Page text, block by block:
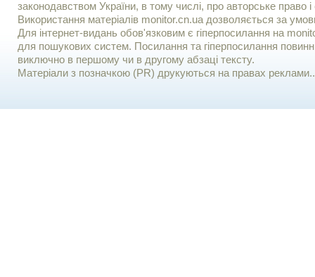
законодавством України, в тому числі, про авторське право і
Використання матерiалiв monitor.cn.ua дозволяється за
Для iнтернет-видань обов'язковим є гiперпосилання на
для пошукових систем. Посилання та гіперпосилання
виключно в першому чи в другому абзаці тексту.
Матеріали з позначкою (PR) друкуються на правах реклами..